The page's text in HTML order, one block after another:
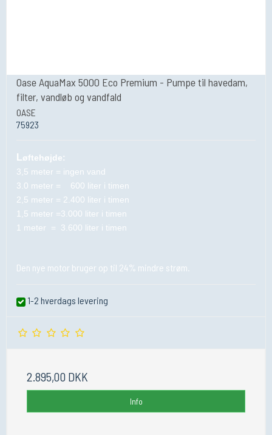
Oase AquaMax 5000 Eco Premium - Pumpe til havedam,
filter, vandløb og vandfald
OASE
75923
Løftehøjde:
3,5 meter = ingen vand
3.0 meter = 600 liter i timen
2,5 meter = 2.400 liter i timen
1,5 meter =3.000 liter i timen
1 meter = 3.600 liter i timen
Den nye motor bruger op til 24% mindre strøm.
1-2 hverdags levering
2.895,00 DKK
Info